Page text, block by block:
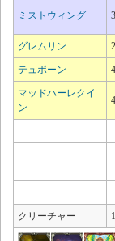
ミストウィング 3
グレムリン 2
テュポーン 4
マッドハーレクイ
ン
4
クリーチャー